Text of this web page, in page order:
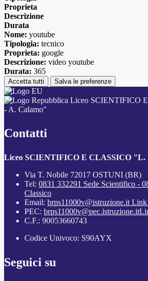
Proprieta
Descrizione
Durata
Nome: youtube
Tipologia: tecnico
Proprieta: google
Descrizione: video youtube
Durata: 365
Accetta tutti Salva le preferenze
Liceo SCIENTIFICO
- A. Calamo"
Contatti
Liceo SCIENTIFICO E CLASSICO "L.
Via T. Nobile 72017 OSTUNI (BR)
Tel: 0831 332291 Sede Scientifico -
Classico
Email: brps11000v@istruzione.it Link
PEC: brps11000v@pec.istruzione.it
C.F.: 90053660743
Codice Univoco: S90AYX
Seguici su